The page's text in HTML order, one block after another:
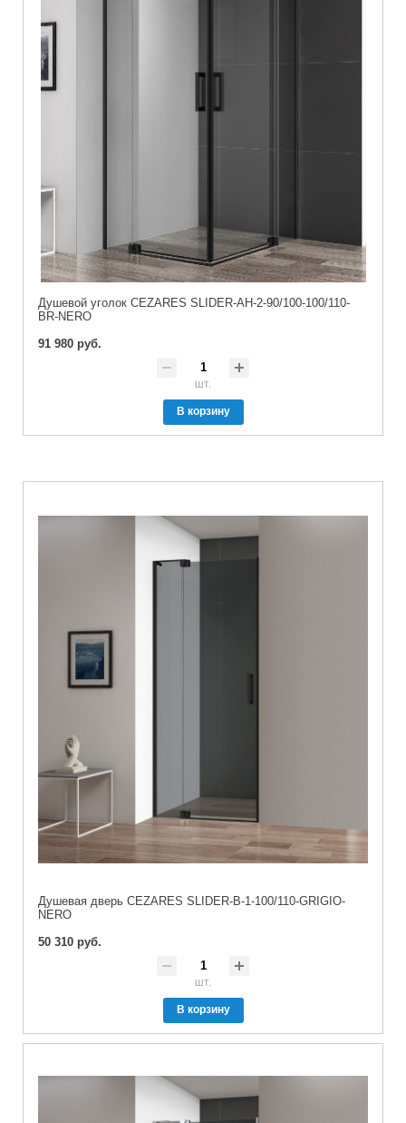
Душевой уголок CEZARES SLIDER-AH-2-90/100-100/110-
BR-NERO
91 980 руб.
шт.
В корзину
Душевая дверь CEZARES SLIDER-B-1-100/110-GRIGIO-
NERO
50 310 руб.
шт.
В корзину